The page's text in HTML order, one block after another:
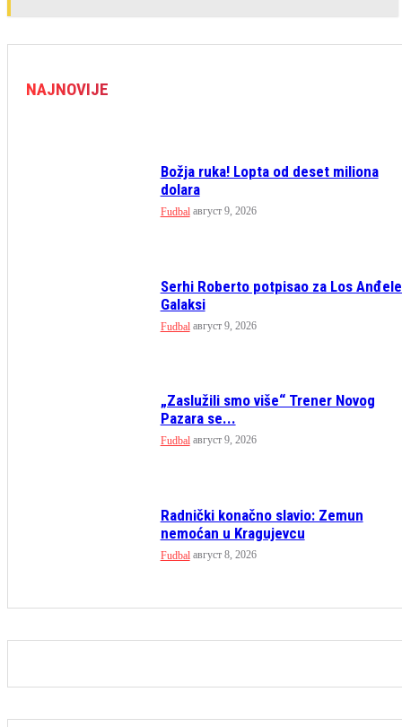
NAJNOVIJE
Božja ruka! Lopta od deset miliona
dolara
Fudbal август 9, 2026
Serhi Roberto potpisao za Los
Galaksi
Fudbal август 9, 2026
„Zaslužili smo više“ Trener Novog
Pazara se...
Fudbal август 9, 2026
Radnički konačno slavio: Zemun
nemoćan u Kragujevcu
Fudbal август 8, 2026